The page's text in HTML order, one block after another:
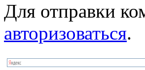
Для отправки
авторизоваться.